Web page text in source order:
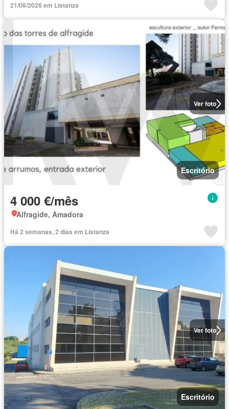
21/06/2026 em Listanza
Ver foto
Escritório
4 000 €/mês
Alfragide, Amadora
Há 2 semanas, 2 dias em Listanza
Ver foto
Escritório